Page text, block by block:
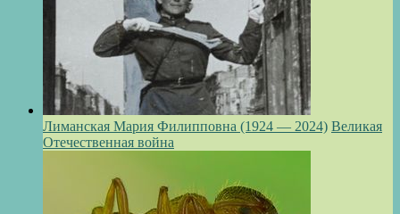
Лиманская Мария Филипповна (1924 — 2024) Великая
Отечественная война